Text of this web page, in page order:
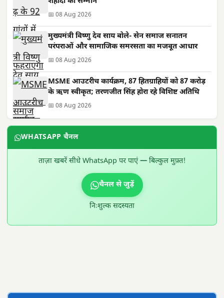
📅 08 Aug 2026
मुख्यमंत्री विष्णु देव साय बोले- सेन समाज सनातन
परंपराओं और सामाजिक समरसता का मजबूत आधार
📅 08 Aug 2026
MSME आउटरीच कार्यक्रम, 87 हितग्राहियों को 87 करोड़
के ऋण स्वीकृत; तरणजीत सिंह होरा रहे विशिष्ट अतिथि
📅 08 Aug 2026
WHATSAPP चैनल
ताज़ा खबरें सीधे WhatsApp पर पाएं — बिल्कुल मुफ़्त!
चैनल से जुड़ें
निःशुल्क सदस्यता